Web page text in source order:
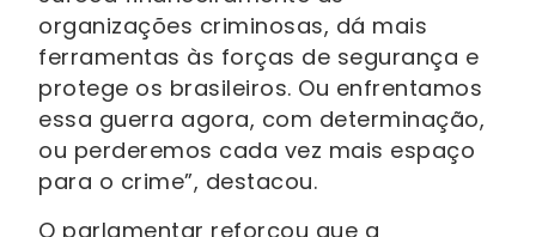
organizações criminosas, dá mais
ferramentas às forças de segurança e
protege os brasileiros. Ou enfrentamos
essa guerra agora, com determinação,
ou perderemos cada vez mais espaço
para o crime”, destacou.
O parlamentar reforçou que a